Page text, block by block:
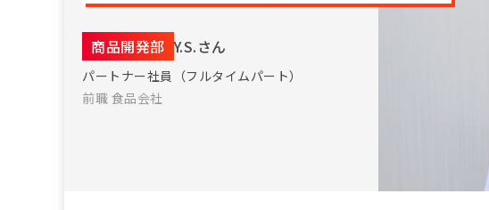
商品開発部 Y.S.さん
パートナー社員（フルタイムパート）
前職 食品会社